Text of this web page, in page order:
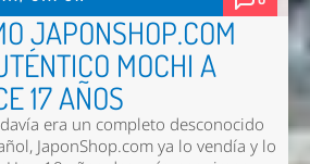
JAPONSHOP.COM
MOCHI A
17 AÑOS
era un completo desconocido
JaponShop.com ya lo vendía y lo